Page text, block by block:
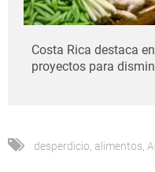
Costa Rica destaca
proyectos para
desperdicio alimentos